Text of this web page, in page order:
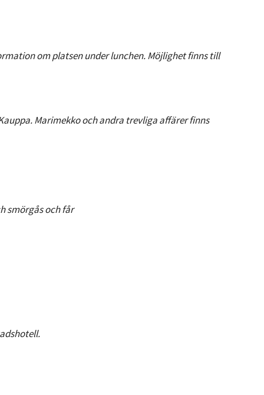
om platsen under lunchen. Möjlighet finns till
Marimekko och andra trevliga affärer finns
smörgås och får